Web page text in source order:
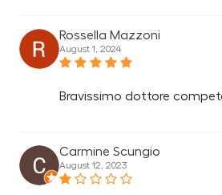
Rossella Mazzoni
August 1, 2024
Bravissimo dottore
Carmine Scungio
August 12, 2023